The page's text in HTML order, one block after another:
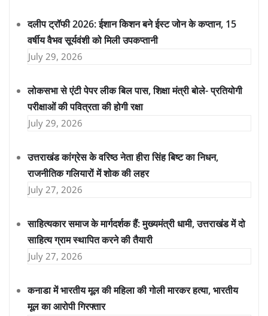
दलीप ट्रॉफी 2026: ईशान किशन बने ईस्ट जोन के कप्तान, 15
वर्षीय वैभव सूर्यवंशी को मिली उपकप्तानी
July 29, 2026
लोकसभा से एंटी पेपर लीक बिल पास, शिक्षा मंत्री बोले- प्रतियोगी
परीक्षाओं की पवित्रता की होगी रक्षा
July 29, 2026
उत्तराखंड कांग्रेस के वरिष्ठ नेता हीरा सिंह बिष्ट का निधन,
राजनीतिक गलियारों में शोक की लहर
July 27, 2026
साहित्यकार समाज के मार्गदर्शक हैं: मुख्यमंत्री धामी, उत्तराखंड में दो
साहित्य ग्राम स्थापित करने की तैयारी
July 27, 2026
कनाडा में भारतीय मूल की महिला की गोली मारकर हत्या, भारतीय
मूल का आरोपी गिरफ्तार